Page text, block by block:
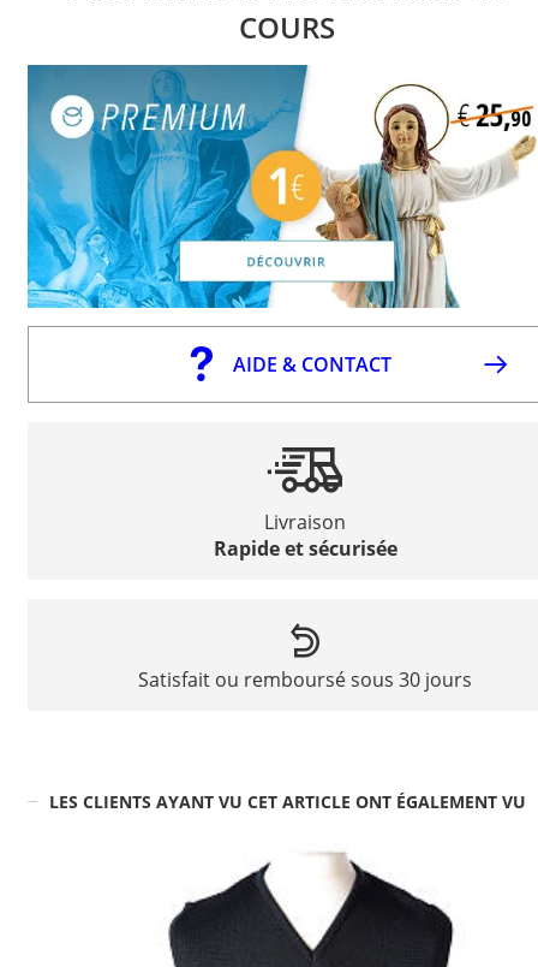
COURS
AIDE & CONTACT
Livraison
Rapide et sécurisée
Satisfait ou remboursé sous 30 jours
LES CLIENTS AYANT VU CET ARTICLE ONT ÉGALEMENT VU